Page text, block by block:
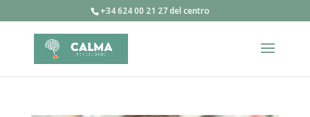
+34 624 00 21 27 del centro